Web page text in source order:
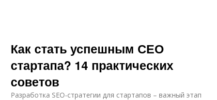
Как стать успешным СЕО
стартапа? 14 практических
советов
Разработка SEO-стратегии для стартапов – важный этап